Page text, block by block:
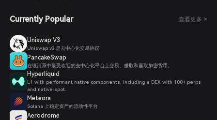
Currently Popular 查看更多 >
Uniswap V3
Uniswap v3 是去中心化交易协议
PancakeSwap
在银河系中最受欢迎的去中心化平台上交易、赚取和赢取加密货币。
Hyperliquid
L1 with performant native components, including a DEX with 100+ perps
and native spot.
Meteora
Solana 上稳定资产的流动性平台
Aerodrome